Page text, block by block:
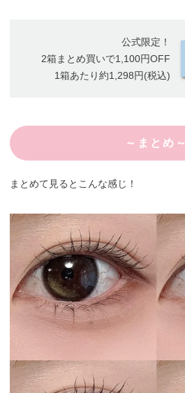
公式限定！
2箱まとめ買いで1,100円OFF
1箱あたり約1,298円(税込)
～まとめ～
まとめて見るとこんな感じ！